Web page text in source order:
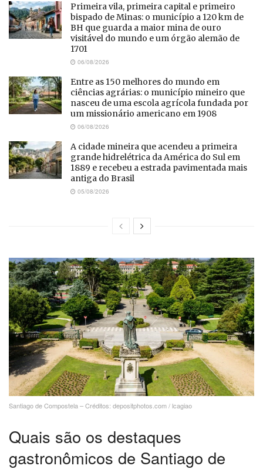
Primeira vila, primeira capital e primeiro
bispado de Minas: o município a 120 km de
BH que guarda a maior mina de ouro
visitável do mundo e um órgão alemão de
1701
06/08/2026
Entre as 150 melhores do mundo em
ciências agrárias: o município mineiro que
nasceu de uma escola agrícola fundada por
um missionário americano em 1908
06/08/2026
A cidade mineira que acendeu a primeira
grande hidrelétrica da América do Sul em
1889 e recebeu a estrada pavimentada mais
antiga do Brasil
05/08/2026
Santiago de Compostela – Créditos: depositphotos.com / lcagiao
Quais são os destaques
gastronômicos de Santiago de